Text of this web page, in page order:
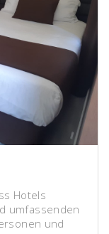
Hotels
umfassenden
und